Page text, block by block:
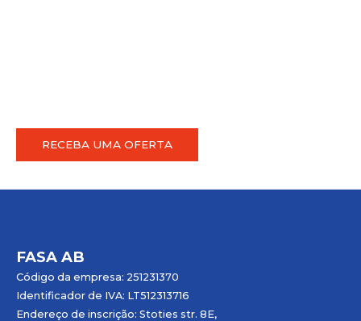
RECEBA UMA OFERTA
FASA AB
Código da empresa: 251231370
Identificador de IVA: LT512313716
Endereço de inscrição: Stoties str. 8E,